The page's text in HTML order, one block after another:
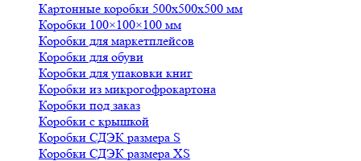
Картонные коробки 500х500х500 мм
Коробки 100×100×100 мм
Коробки для маркетплейсов
Коробки для обуви
Коробки для упаковки книг
Коробки из микрогофрокартона
Коробки под заказ
Коробки с крышкой
Коробки СДЭК размера S
Коробки СДЭК размера XS